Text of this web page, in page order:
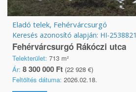
Eladó telek, Fehérvárcsurgó
Keresés azonosító alapján: HI-2538821
Fehérvárcsurgó Rákóczi utca
Telekterület: 713 m²
Ár: 8 300 000 Ft (22 928 €)
Feltöltés dátuma: 2026.02.18.